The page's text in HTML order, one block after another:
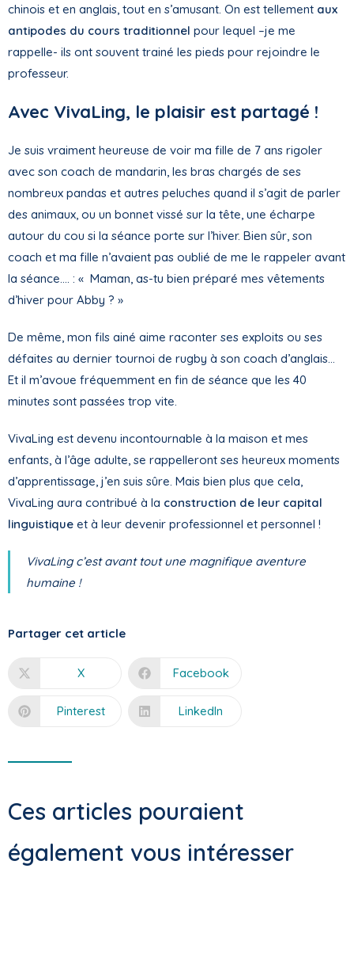
chinois et en anglais, tout en s’amusant. On est tellement aux
antipodes du cours traditionnel pour lequel –je me
rappelle- ils ont souvent trainé les pieds pour rejoindre le
professeur.
Avec VivaLing, le plaisir est partagé !
Je suis vraiment heureuse de voir ma fille de 7 ans rigoler
avec son coach de mandarin, les bras chargés de ses
nombreux pandas et autres peluches quand il s’agit de parler
des animaux, ou un bonnet vissé sur la tête, une écharpe
autour du cou si la séance porte sur l’hiver. Bien sûr, son
coach et ma fille n’avaient pas oublié de me le rappeler avant
la séance…. : « Maman, as-tu bien préparé mes vêtements
d’hiver pour Abby ? »
De même, mon fils ainé aime raconter ses exploits ou ses
défaites au dernier tournoi de rugby à son coach d’anglais…
Et il m’avoue fréquemment en fin de séance que les 40
minutes sont passées trop vite.
VivaLing est devenu incontournable à la maison et mes
enfants, à l’âge adulte, se rappelleront ses heureux moments
d’apprentissage, j’en suis sûre. Mais bien plus que cela,
VivaLing aura contribué à la construction de leur capital
linguistique et à leur devenir professionnel et personnel !
VivaLing c’est avant tout une magnifique aventure
humaine !
Partager cet article
X Facebook
Pinterest LinkedIn
Ces articles pouraient
également vous intéresser